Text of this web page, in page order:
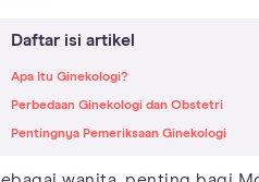
Daftar isi artikel
Apa Itu Ginekologi?
Perbedaan Ginekologi dan Obstetri
Pentingnya Pemeriksaan Ginekologi